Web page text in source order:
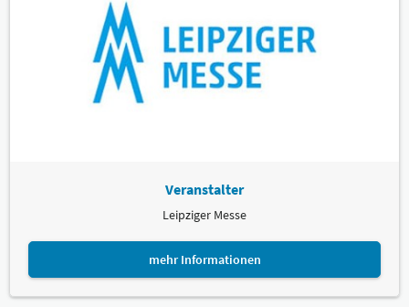
Veranstalter
Leipziger Messe
mehr Informationen